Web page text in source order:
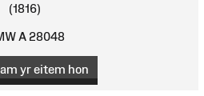
(1816)
A 28048
yr eitem hon